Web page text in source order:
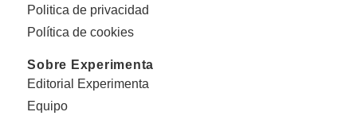
Politica de privacidad
Política de cookies
Sobre Experimenta
Editorial Experimenta
Equipo